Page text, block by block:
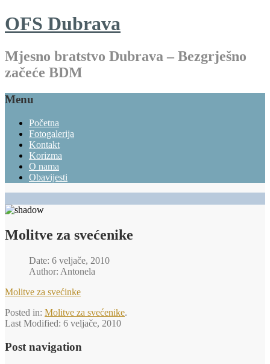
OFS Dubrava
Mjesno bratstvo Dubrava – Bezgrješno
začeće BDM
Menu
Početna
Fotogalerija
Kontakt
Korizma
O nama
Obavijesti
Molitve za svećenike
Date: 6 veljače, 2010
Author: Antonela
Molitve za svećinke
Posted in: Molitve za svećenike.
Last Modified: 6 veljače, 2010
Post navigation